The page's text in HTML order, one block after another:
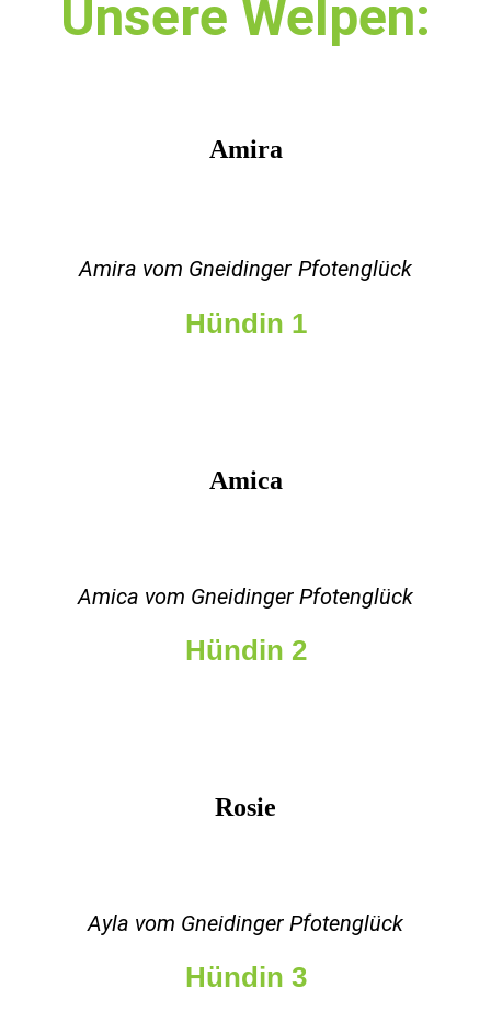
Unsere Welpen:
Amira
Amira vom Gneidinger Pfotenglück
Hündin 1
Amica
Amica vom Gneidinger Pfotenglück
Hündin 2
Rosie
Ayla vom Gneidinger Pfotenglück
Hündin 3